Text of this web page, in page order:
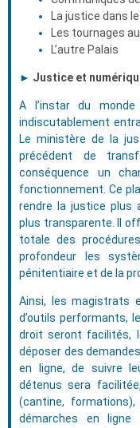
La justice dans
Les tournages
L’autre Palais
► Justice et
A l’instar du
indiscutablement
Le ministère de la
précédent de
conséquence un
fonctionnement. Ce
rendre la justice plus
plus transparente. Il
totale des
profondeur les
pénitentiaire et de la
Ainsi, les magistrats
d’outils performants,
droit seront facilités,
déposer des
en ligne, de suivre
détenus sera
(cantine,
démarches en ligne